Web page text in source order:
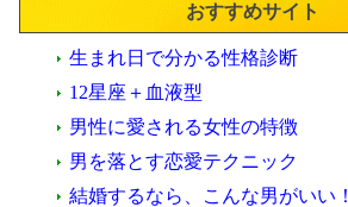
おすすめサイト
生まれ日で分かる性格診断
12星座＋血液型
男性に愛される女性の特徴
男を落とす恋愛テクニック
結婚するなら、こんな男がいい！